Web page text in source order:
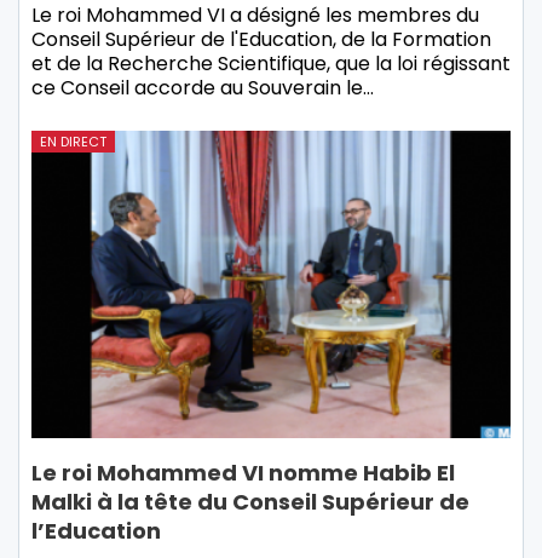
Le roi Mohammed VI a désigné les membres du
Conseil Supérieur de l'Education, de la Formation
et de la Recherche Scientifique, que la loi régissant
ce Conseil accorde au Souverain le…
EN DIRECT
Le roi Mohammed VI nomme Habib El
Malki à la tête du Conseil Supérieur de
l’Education